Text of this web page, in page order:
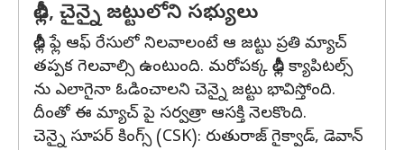
ఢిల్లీ, చైన్నై జట్టులోని సభ్యులు
ఢిల్లీ ఫ్లే ఆఫ్ రేసులో నిలవాలంటే ఆ జట్టు ప్రతి మ్యాచ్
తప్పక గెలవాల్సి ఉంటుంది. మరోపక్క ఢిల్లీ క్యాపిటల్స్
ను ఎలాగైనా ఓడించాలని చెన్నై జట్టు భావిస్తోంది.
దీంతో ఈ మ్యాచ్ పై సర్వత్రా ఆసక్తి నెలకొంది.
చెన్నై సూపర్ కింగ్స్ (CSK): రుతురాజ్ గైక్వాడ్, డెవాన్